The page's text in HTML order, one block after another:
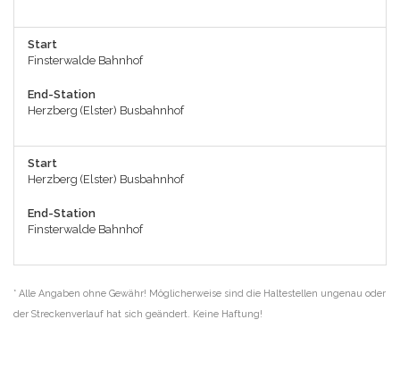
Start
Finsterwalde Bahnhof
End-Station
Herzberg (Elster) Busbahnhof
Start
Herzberg (Elster) Busbahnhof
End-Station
Finsterwalde Bahnhof
* Alle Angaben ohne Gewähr! Möglicherweise sind die Haltestellen ungenau oder
der Streckenverlauf hat sich geändert. Keine Haftung!